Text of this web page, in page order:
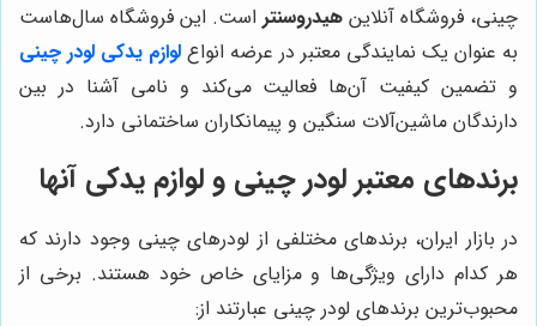
چینی، فروشگاه آنلاین هیدروسنتر است. این فروشگاه سال‌هاست
به عنوان یک نمایندگی معتبر در عرضه انواع لوازم یدکی لودر چینی
و تضمین کیفیت آن‌ها فعالیت می‌کند و نامی آشنا در بین
دارندگان ماشین‌آلات سنگین و پیمانکاران ساختمانی دارد.
برندهای معتبر لودر چینی و لوازم یدکی آنها
در بازار ایران، برندهای مختلفی از لودرهای چینی وجود دارند که
هر کدام دارای ویژگی‌ها و مزایای خاص خود هستند. برخی از
محبوب‌ترین برندهای لودر چینی عبارتند از: